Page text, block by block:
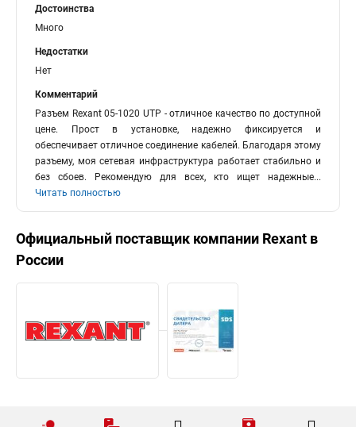
Достоинства
Много
Недостатки
Нет
Комментарий
Разъем Rexant 05-1020 UTP - отличное качество по доступной
цене. Прост в установке, надежно фиксируется и
обеспечивает отличное соединение кабелей. Благодаря этому
разъему, моя сетевая инфраструктура работает стабильно и
без сбоев. Рекомендую для всех, кто ищет надежные...
Читать полностью
Официальный поставщик компании Rexant в
России